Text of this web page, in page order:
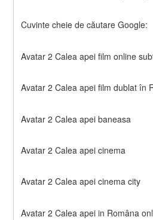
Cuvinte cheie de căutare Google:
Avatar 2 Calea apei film online
Avatar 2 Calea apei film dublat în
Avatar 2 Calea apei baneasa
Avatar 2 Calea apei cinema
Avatar 2 Calea apei cinema city
Avatar 2 Calea apei in Româna